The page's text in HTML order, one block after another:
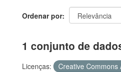
Ordenar por
1 conjunto de
Licenças: Creative Commons